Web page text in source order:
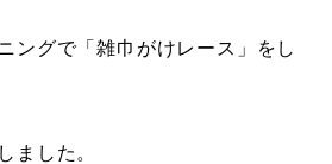
ングで「雑巾がけレース」をし
ました。